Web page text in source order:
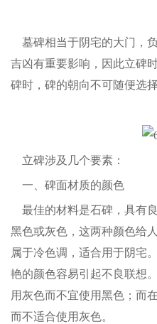
墓碑相当于阴宅的大门，
吉凶有重要影响，因此立碑
碑时，碑的朝向不可随便选择
立碑涉及几个要素：
一、碑面材质的颜色
最佳的材料是石碑，具有
黑色或灰色，这两种颜色给
属于冷色调，适合用于阴宅
艳的颜色容易引起不良联想
用灰色而不宜使用黑色；而
而不适合使用灰色。